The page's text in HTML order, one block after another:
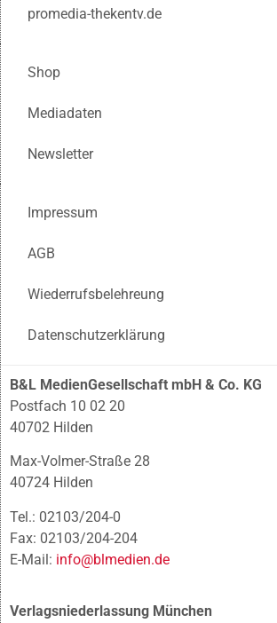
promedia-thekentv.de
Shop
Mediadaten
Newsletter
Impressum
AGB
Wiederrufsbelehreung
Datenschutzerklärung
B&L MedienGesellschaft mbH & Co. KG
Postfach 10 02 20
40702 Hilden
Max-Volmer-Straße 28
40724 Hilden
Tel.: 02103/204-0
Fax: 02103/204-204
E-Mail: info@blmedien.de
Verlagsniederlassung München